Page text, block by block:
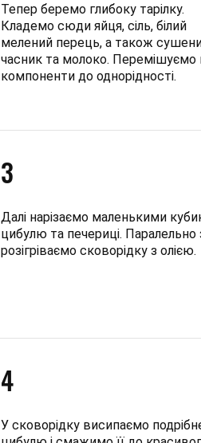
Тепер беремо глибоку тарілку.
Кладемо сюди яйця, сіль, білий
мелений перець, а також
часник та молоко. Перемішуємо
компоненти до однорідності.
3
Далі нарізаємо маленькими
цибулю та печериці.
розігріваємо сковорідку з олією.
4
У сковорідку висипаємо